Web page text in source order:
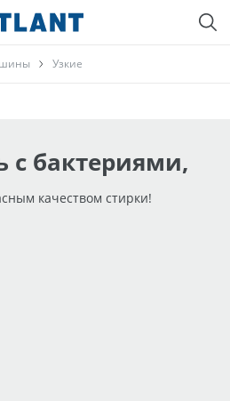
Узкие
с бактериями,
качеством стирки!